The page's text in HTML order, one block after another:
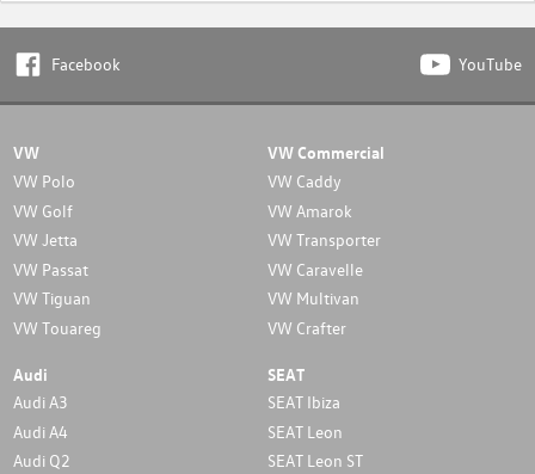
Facebook YouTube
VW
VW Polo
VW Golf
VW Jetta
VW Passat
VW Tiguan
VW Touareg
VW Commercial
VW Caddy
VW Amarok
VW Transporter
VW Caravelle
VW Multivan
VW Crafter
Audi
Audi A3
Audi A4
Audi Q2
SEAT
SEAT Ibiza
SEAT Leon
SEAT Leon ST